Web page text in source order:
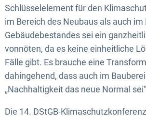
Schlüsselelement für den
im Bereich des Neubaus als auch im
Gebäudebestandes sei ein
vonnöten, da es keine einheitliche
Fälle gibt. Es brauche eine
dahingehend, dass auch im
„Nachhaltigkeit das neue Normal
Die 14. DStGB-